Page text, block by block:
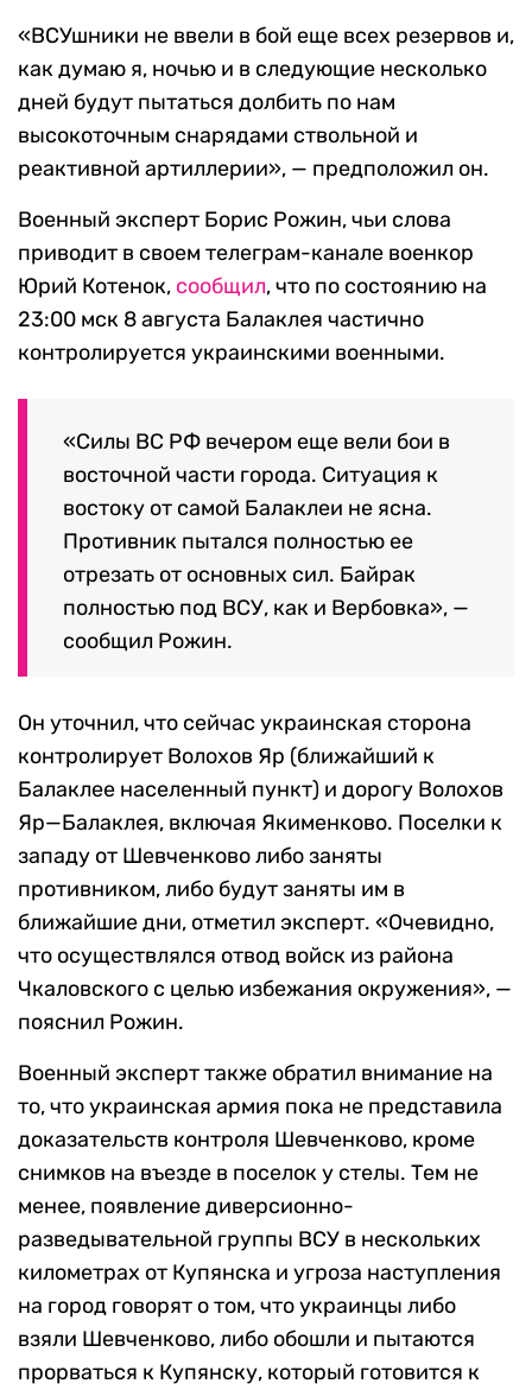
«ВСУшники не ввели в бой еще всех резервов и,
как думаю я, ночью и в следующие несколько
дней будут пытаться долбить по нам
высокоточным снарядами ствольной и
реактивной артиллерии», — предположил он.
Военный эксперт Борис Рожин, чьи слова
приводит в своем телеграм-канале военкор
Юрий Котенок, сообщил, что по состоянию на
23:00 мск 8 августа Балаклея частично
контролируется украинскими военными.
«Силы ВС РФ вечером еще вели бои в
восточной части города. Ситуация к
востоку от самой Балаклеи не ясна.
Противник пытался полностью ее
отрезать от основных сил. Байрак
полностью под ВСУ, как и Вербовка», —
сообщил Рожин.
Он уточнил, что сейчас украинская сторона
контролирует Волохов Яр (ближайший к
Балаклее населенный пункт) и дорогу Волохов
Яр—Балаклея, включая Якименково. Поселки к
западу от Шевченково либо заняты
противником, либо будут заняты им в
ближайшие дни, отметил эксперт. «Очевидно,
что осуществлялся отвод войск из района
Чкаловского с целью избежания окружения», —
пояснил Рожин.
Военный эксперт также обратил внимание на
то, что украинская армия пока не представила
доказательств контроля Шевченково, кроме
снимков на въезде в поселок у стелы. Тем не
менее, появление диверсионно-
разведывательной группы ВСУ в нескольких
километрах от Купянска и угроза наступления
на город говорят о том, что украинцы либо
взяли Шевченково, либо обошли и пытаются
прорваться к Купянску, который готовится к